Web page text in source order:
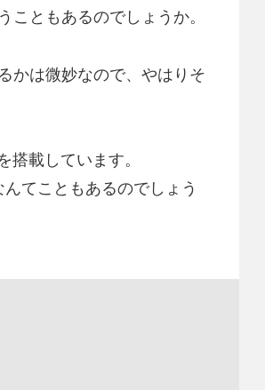
ともあるのでしょうか。
かは微妙なので、やはりそ
載しています。
んてこともあるのでしょう